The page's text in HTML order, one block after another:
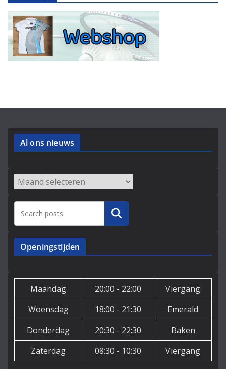
Al ons nieuws
Archieven
Zoeken
Openingstijden
Maandag 20:00 - 22:00
Viergang
Woensdag
18:00 - 21:30
Emerald
Donderdag
20:30 - 22:30
Baken
Zaterdag
08:30 - 10:30 Viergang